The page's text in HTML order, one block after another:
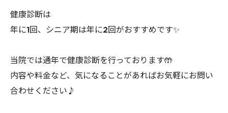
健康診断は
年に1回、シニア期は年に2回がおすすめです✨
当院では通年で健康診断を行っております🤲
内容や料金など、気になることがあればお気軽にお問い
合わせください♪